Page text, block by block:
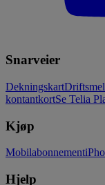
Snarveier
Dekningskart
kontantkortSe Telia
Kjøp
Mobilabonnement
Hjelp